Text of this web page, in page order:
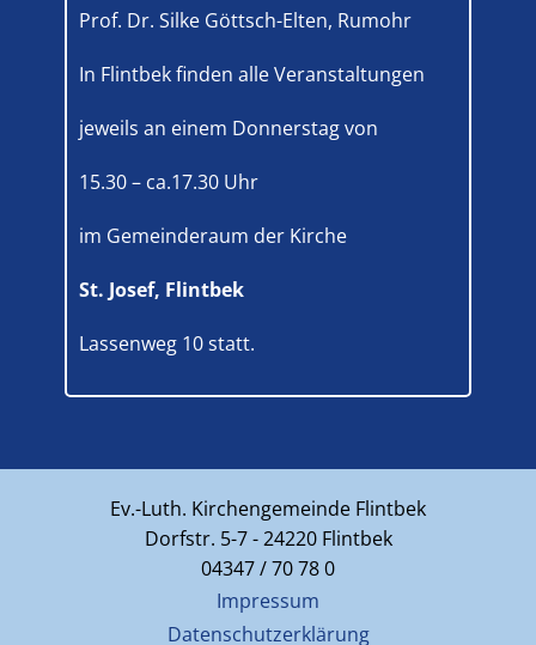
Prof. Dr. Silke Göttsch-Elten, Rumohr
In Flintbek finden alle Veranstaltungen
jeweils an einem Donnerstag von
15.30 – ca.17.30 Uhr
im Gemeinderaum der Kirche
St. Josef, Flintbek
Lassenweg 10 statt.
Ev.-Luth. Kirchengemeinde Flintbek
Dorfstr. 5-7 - 24220 Flintbek
04347 / 70 78 0
Impressum
Datenschutzerklärung